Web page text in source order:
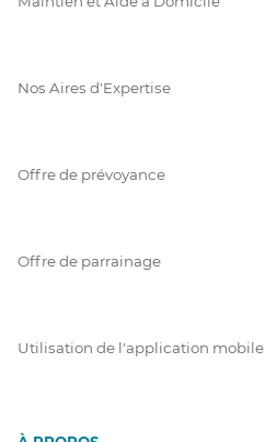
Nos Aires d'Expertise
Offre de prévoyance
Offre de parrainage
Utilisation de l'application mobile